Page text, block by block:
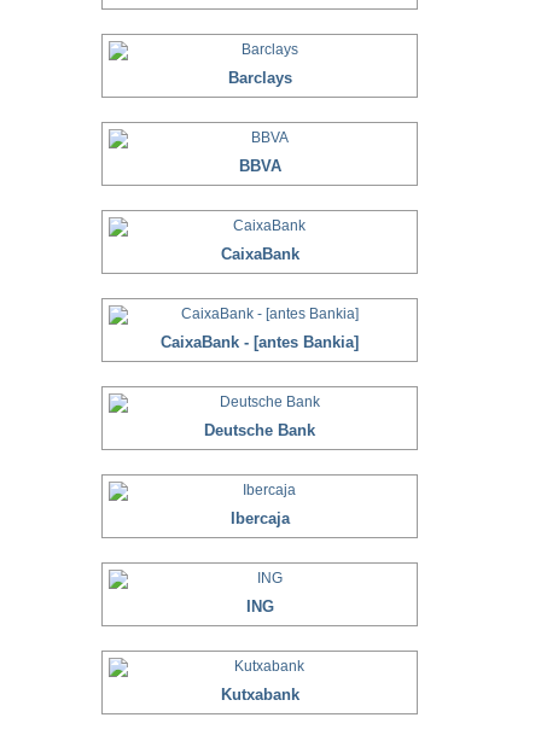
Barclays
BBVA
CaixaBank
CaixaBank - [antes Bankia]
Deutsche Bank
Ibercaja
ING
Kutxabank